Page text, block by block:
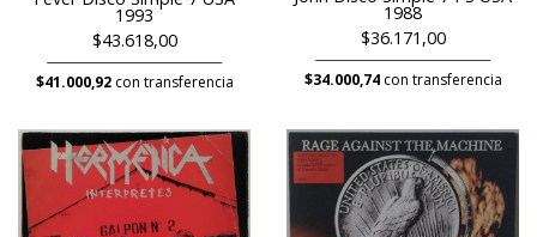
1993
$43.618,00
$41.000,92con transferencia
1988
$36.171,00
$34.000,74con transferencia